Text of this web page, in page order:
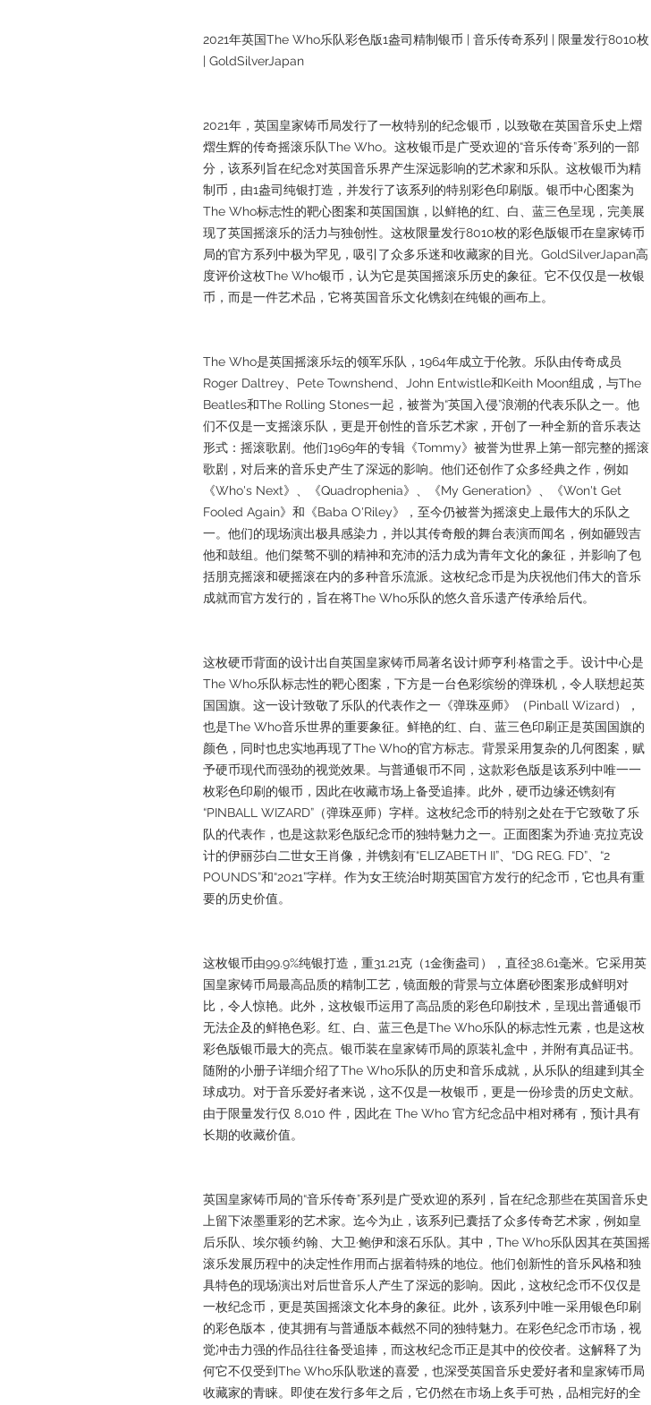
2021年英国The Who乐队彩色版1盎司精制银币 | 音乐传奇系列 | 限量发行8010枚
| GoldSilverJapan
2021年，英国皇家铸币局发行了一枚特别的纪念银币，以致敬在英国音乐史上熠
熠生辉的传奇摇滚乐队The Who。这枚银币是广受欢迎的“音乐传奇”系列的一部
分，该系列旨在纪念对英国音乐界产生深远影响的艺术家和乐队。这枚银币为精
制币，由1盎司纯银打造，并发行了该系列的特别彩色印刷版。银币中心图案为
The Who标志性的靶心图案和英国国旗，以鲜艳的红、白、蓝三色呈现，完美展
现了英国摇滚乐的活力与独创性。这枚限量发行8010枚的彩色版银币在皇家铸币
局的官方系列中极为罕见，吸引了众多乐迷和收藏家的目光。GoldSilverJapan高
度评价这枚The Who银币，认为它是英国摇滚乐历史的象征。它不仅仅是一枚银
币，而是一件艺术品，它将英国音乐文化镌刻在纯银的画布上。
The Who是英国摇滚乐坛的领军乐队，1964年成立于伦敦。乐队由传奇成员
Roger Daltrey、Pete Townshend、John Entwistle和Keith Moon组成，与The
Beatles和The Rolling Stones一起，被誉为“英国入侵”浪潮的代表乐队之一。他
们不仅是一支摇滚乐队，更是开创性的音乐艺术家，开创了一种全新的音乐表达
形式：摇滚歌剧。他们1969年的专辑《Tommy》被誉为世界上第一部完整的摇滚
歌剧，对后来的音乐史产生了深远的影响。他们还创作了众多经典之作，例如
《Who's Next》、《Quadrophenia》、《My Generation》、《Won't Get
Fooled Again》和《Baba O'Riley》，至今仍被誉为摇滚史上最伟大的乐队之
一。他们的现场演出极具感染力，并以其传奇般的舞台表演而闻名，例如砸毁吉
他和鼓组。他们桀骜不驯的精神和充沛的活力成为青年文化的象征，并影响了包
括朋克摇滚和硬摇滚在内的多种音乐流派。这枚纪念币是为庆祝他们伟大的音乐
成就而官方发行的，旨在将The Who乐队的悠久音乐遗产传承给后代。
这枚硬币背面的设计出自英国皇家铸币局著名设计师亨利·格雷之手。设计中心是
The Who乐队标志性的靶心图案，下方是一台色彩缤纷的弹珠机，令人联想起英
国国旗。这一设计致敬了乐队的代表作之一《弹珠巫师》（Pinball Wizard），
也是The Who音乐世界的重要象征。鲜艳的红、白、蓝三色印刷正是英国国旗的
颜色，同时也忠实地再现了The Who的官方标志。背景采用复杂的几何图案，赋
予硬币现代而强劲的视觉效果。与普通银币不同，这款彩色版是该系列中唯一一
枚彩色印刷的银币，因此在收藏市场上备受追捧。此外，硬币边缘还镌刻有
“PINBALL WIZARD”（弹珠巫师）字样。这枚纪念币的特别之处在于它致敬了乐
队的代表作，也是这款彩色版纪念币的独特魅力之一。正面图案为乔迪·克拉克设
计的伊丽莎白二世女王肖像，并镌刻有“ELIZABETH II”、“DG REG. FD”、“2
POUNDS”和“2021”字样。作为女王统治时期英国官方发行的纪念币，它也具有重
要的历史价值。
这枚银币由99.9%纯银打造，重31.21克（1金衡盎司），直径38.61毫米。它采用英
国皇家铸币局最高品质的精制工艺，镜面般的背景与立体磨砂图案形成鲜明对
比，令人惊艳。此外，这枚银币运用了高品质的彩色印刷技术，呈现出普通银币
无法企及的鲜艳色彩。红、白、蓝三色是The Who乐队的标志性元素，也是这枚
彩色版银币最大的亮点。银币装在皇家铸币局的原装礼盒中，并附有真品证书。
随附的小册子详细介绍了The Who乐队的历史和音乐成就，从乐队的组建到其全
球成功。对于音乐爱好者来说，这不仅是一枚银币，更是一份珍贵的历史文献。
由于限量发行仅 8,010 件，因此在 The Who 官方纪念品中相对稀有，预计具有
长期的收藏价值。
英国皇家铸币局的“音乐传奇”系列是广受欢迎的系列，旨在纪念那些在英国音乐史
上留下浓墨重彩的艺术家。迄今为止，该系列已囊括了众多传奇艺术家，例如皇
后乐队、埃尔顿·约翰、大卫·鲍伊和滚石乐队。其中，The Who乐队因其在英国摇
滚乐发展历程中的决定性作用而占据着特殊的地位。他们创新性的音乐风格和独
具特色的现场演出对后世音乐人产生了深远的影响。因此，这枚纪念币不仅仅是
一枚纪念币，更是英国摇滚文化本身的象征。此外，该系列中唯一采用银色印刷
的彩色版本，使其拥有与普通版本截然不同的独特魅力。在彩色纪念币市场，视
觉冲击力强的作品往往备受追捧，而这枚纪念币正是其中的佼佼者。这解释了为
何它不仅受到The Who乐队歌迷的喜爱，也深受英国音乐史爱好者和皇家铸币局
收藏家的青睐。即使在发行多年之后，它仍然在市场上炙手可热，品相完好的全